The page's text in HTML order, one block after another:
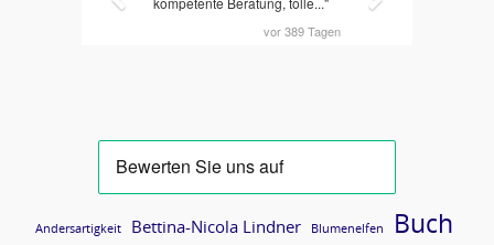
Andersartigkeit Bettina-Nicola Lindner Blumenelfen Buch